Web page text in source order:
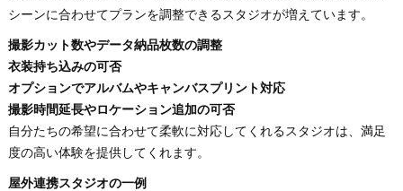
シーンに合わせてプランを調整できるスタジオが増えています。
撮影カット数やデータ納品枚数の調整
衣装持ち込みの可否
オプションでアルバムやキャンバスプリント対応
撮影時間延長やロケーション追加の可否
自分たちの希望に合わせて柔軟に対応してくれるスタジオは、満足
度の高い体験を提供してくれます。
屋外連携スタジオの一例